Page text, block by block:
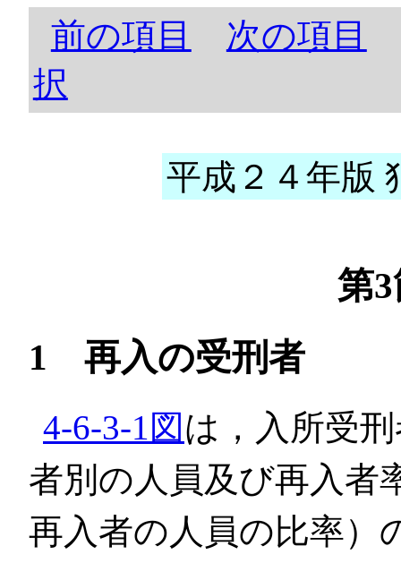
前の項目
次の項目
択
平成２４年版
第
1 再入の受刑者
4-6-3-1図は，入所受
者別の人員及び再入者
再入者の人員の比率）